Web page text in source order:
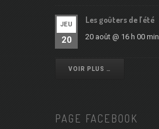
JEU
20
Les goûters de l’été
20 août @ 16 h 00 min
VOIR PLUS …
PAGE FACEBOOK